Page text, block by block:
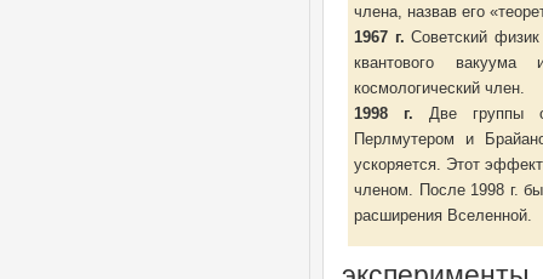
члена, назвав его
1967 г. Советский
квантового
космологический член.
1998 г. Две группы
Перлмутером и
ускоряется. Этот
членом. После 1998 г.
расширения Вселенной.